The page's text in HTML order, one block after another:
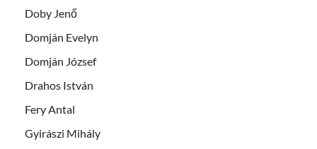
Doby Jenő
Domján Evelyn
Domján József
Drahos István
Fery Antal
Gyirászi Mihály